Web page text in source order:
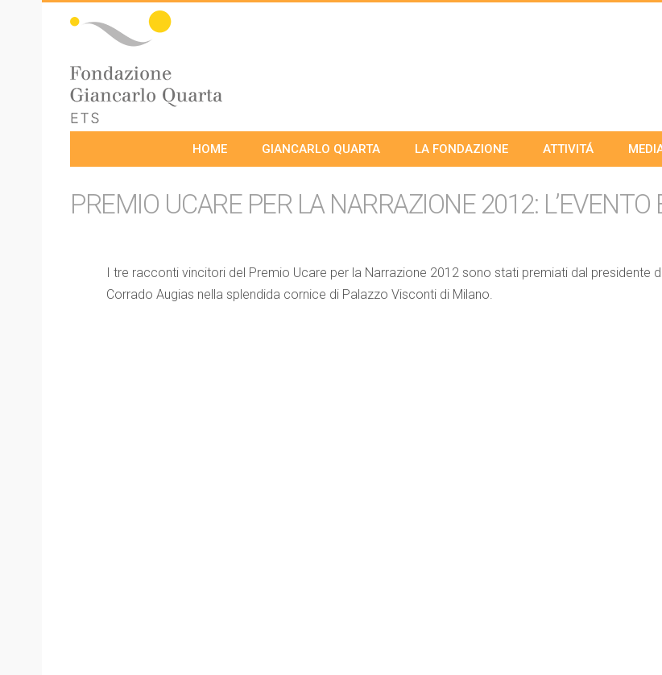
HOME GIANCARLO QUARTA LA FONDAZIONE ATTIVITÁ
PREMIO UCARE PER LA NARRAZIONE 2012: L’EVENTO
I tre racconti vincitori del Premio Ucare per la Narrazione 2012 sono stati premiati dal presidente
Corrado Augias nella splendida cornice di Palazzo Visconti di Milano.